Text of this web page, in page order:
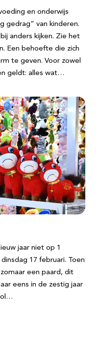
en onderwijs
gedrag” van kinderen.
anders kijken. Zie het
Een behoefte die zich
te geven. Voor zowel
geldt: alles wat…
jaar niet op 1
17 februari. Toen
een paard, dit
eens in de zestig jaar